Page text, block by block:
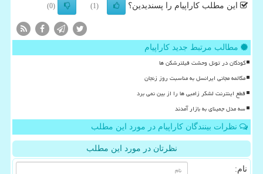
این مطلب کاراپیام را پسندیدین؟ (1)
(0)
مطالب مرتبط جدید کاراپیام
کودکان در تونل وحشت فیلترشکن ها
مکالمه مجانی ایرانسل به مناسبت روز زنجان
قطع اینترنت لشکر زامبی ها را از بین نمی برد
سه مدل جمینای به بازار آمدند
نظرات بینندگان کاراپیام در مورد این مطلب
نظرتان در مورد این مطلب
نام: